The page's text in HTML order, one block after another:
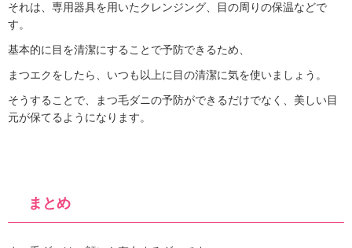
それは、専用器具を用いたクレンジング、目の周りの保温などで
す。
基本的に目を清潔にすることで予防できるため、
まつエクをしたら、いつも以上に目の清潔に気を使いましょう。
そうすることで、まつ毛ダニの予防ができるだけでなく、美しい目
元が保てるようになります。
まとめ